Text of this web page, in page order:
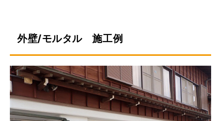
外壁/モルタル 施工例